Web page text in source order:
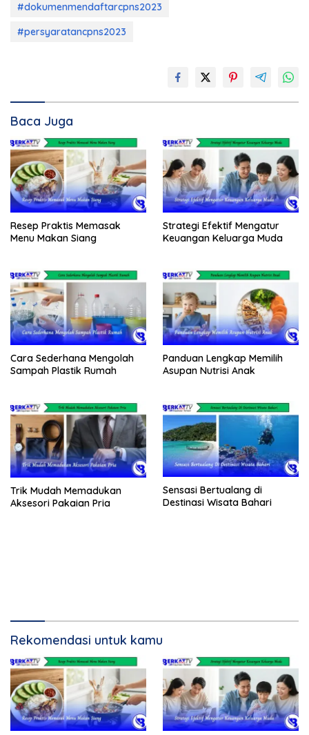
#dokumenmendaftarcpns2023
#persyaratancpns2023
Baca Juga
Resep Praktis Memasak
Menu Makan Siang
Strategi Efektif Mengatur
Keuangan Keluarga Muda
Cara Sederhana Mengolah
Sampah Plastik Rumah
Panduan Lengkap Memilih
Asupan Nutrisi Anak
Trik Mudah Memadukan
Aksesori Pakaian Pria
Sensasi Bertualang di
Destinasi Wisata Bahari
Rekomendasi untuk kamu